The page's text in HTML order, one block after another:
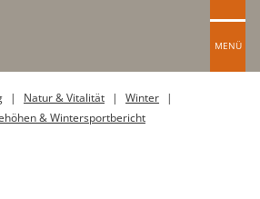
MENÜ
Natur & Vitalität
Winter
& Wintersportbericht